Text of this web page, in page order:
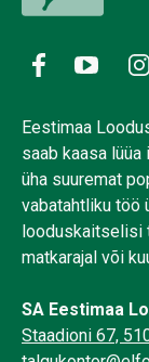
Eestimaa
saab kaasa
üha suuremat
vabatahtliku töö
looduskaitselisi
matkarajal või
SA Eestimaa
Staadioni 67,